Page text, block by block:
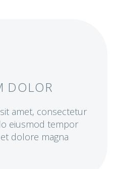
DOLOR
amet, consectetur
eiusmod tempor
dolore magna